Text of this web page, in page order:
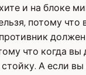
и на блоке
потому
что когда
стойку. А